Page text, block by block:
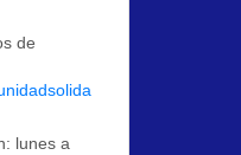
de
lunes a